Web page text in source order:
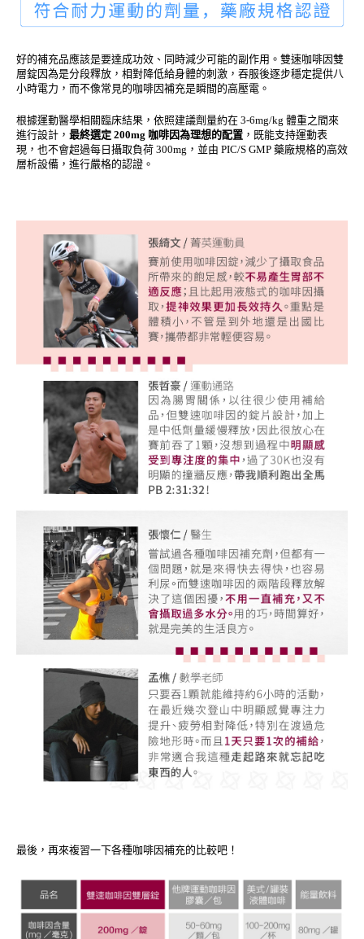
好的補充品應該是要達成功效、同時減少可能的副作用。雙速咖啡因雙
層錠因為是分段釋放，相對降低給身體的刺激，吞服後逐步穩定提供八
小時電力，而不像常見的咖啡因補充是瞬間的高壓電。
根據運動醫學相關臨床結果，依照建議劑量約在 3-6mg/kg 體重之間來
進行設計， 最終選定 200mg 咖啡因為理想的配置 ，既能支持運動表
現，也不會超過每日攝取負荷 300mg，並由 PIC/S GMP 藥廠規格的高效
層析設備，進行嚴格的認證。
最後，再來複習一下各種咖啡因補充的比較吧！